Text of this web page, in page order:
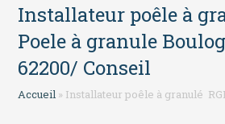
Installateur poêle à
Poele à granule
62200/ Conseil
Accueil » Installateur poêle à granulé